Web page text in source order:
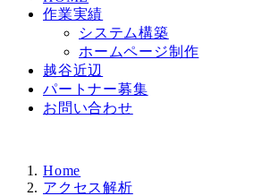
作業実績
システム構築
ホームページ制作
越谷近辺
パートナー募集
お問い合わせ
Home
アクセス解析